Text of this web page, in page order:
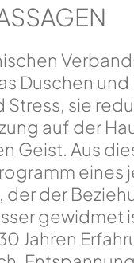
Duschen und
sie
auf der
Geist. Aus
eines
der der
gewidmet
Jahren